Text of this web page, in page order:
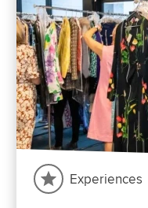
Experiences